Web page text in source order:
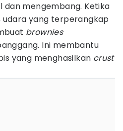
dan mengembang. Ketika
udara yang terperangkap
brownies
Ini membantu
yang menghasilkan crust